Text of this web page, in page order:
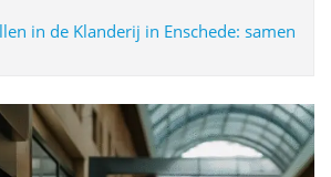
in de Klanderij in Enschede: samen